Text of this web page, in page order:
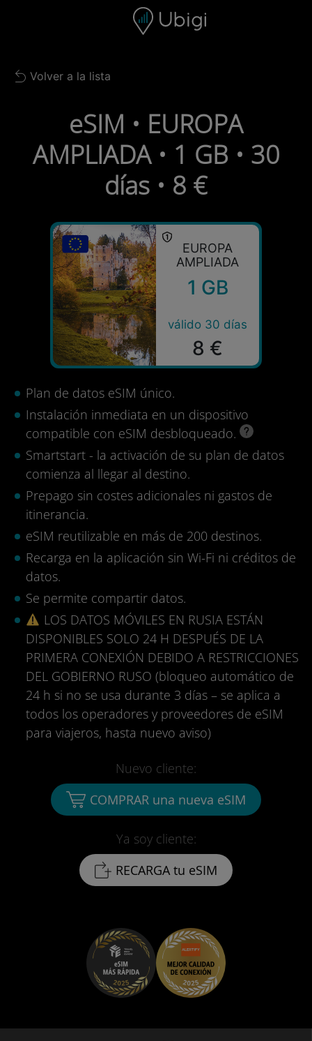
Barra de navegación
Back to list
Volver a la lista
eSIM • EUROPA
AMPLIADA • 1 GB • 30
días • 8 €
EUROPA
AMPLIADA
1 GB
válido 30 días
8 €
Plan de datos eSIM único.
Instalación inmediata en un dispositivo
compatible con eSIM desbloqueado.
Smartstart - la activación de su plan de datos
comienza al llegar al destino.
Prepago sin costes adicionales ni gastos de
itinerancia.
eSIM reutilizable en más de 200 destinos.
Recarga en la aplicación sin Wi-Fi ni créditos de
datos.
Se permite compartir datos.
LOS DATOS MÓVILES EN RUSIA ESTÁN
DISPONIBLES SOLO 24 H DESPUÉS DE LA
PRIMERA CONEXIÓN DEBIDO A RESTRICCIONES
DEL GOBIERNO RUSO (bloqueo automático de
24 h si no se usa durante 3 días – se aplica a
todos los operadores y proveedores de eSIM
para viajeros, hasta nuevo aviso)
Ya soy cliente:
RECARGA tu eSIM
Nuevo cliente:
COMPRAR una nueva eSIM